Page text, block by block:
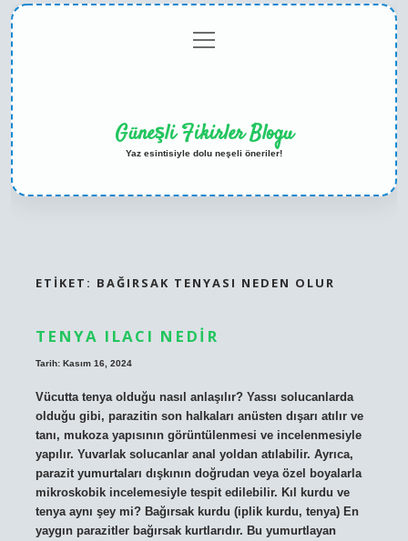
menüyü
aç
Güneşli Fikirler Blogu
Yaz esintisiyle dolu neşeli öneriler!
ETIKET: BAĞIRSAK TENYASI NEDEN OLUR
TENYA ILACI NEDIR
Tarih: Kasım 16, 2024
Vücutta tenya olduğu nasıl anlaşılır? Yassı solucanlarda
olduğu gibi, parazitin son halkaları anüsten dışarı atılır ve
tanı, mukoza yapısının görüntülenmesi ve incelenmesiyle
yapılır. Yuvarlak solucanlar anal yoldan atılabilir. Ayrıca,
parazit yumurtaları dışkının doğrudan veya özel boyalarla
mikroskobik incelemesiyle tespit edilebilir. Kıl kurdu ve
tenya aynı şey mi? Bağırsak kurdu (iplik kurdu, tenya) En
yaygın parazitler bağırsak kurtlarıdır. Bu yumurtlayan